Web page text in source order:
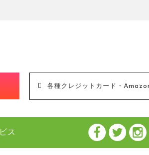
各種クレジットカード・
ス